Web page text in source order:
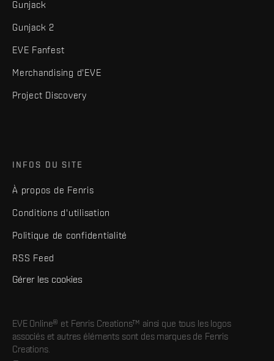
Gunjack
Gunjack 2
EVE Fanfest
Merchandising d'EVE
Project Discovery
INFOS DU SITE
À propos de Fenris
Conditions d'utilisation
Politique de confidentialité
RSS Feed
Gérer les cookies
EVE Online® et Fenris Creations™ ainsi que tous les logos
associés et autres éléments sont des marques de Fenris
Creations.